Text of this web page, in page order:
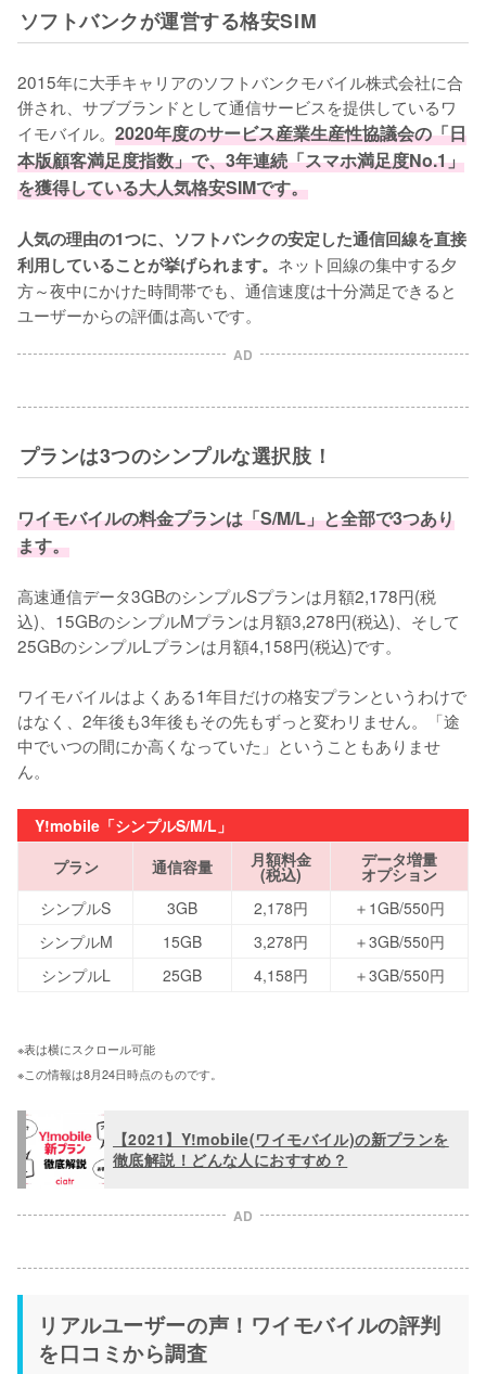
ソフトバンクが運営する格安SIM
2015年に大手キャリアのソフトバンクモバイル株式会社に合
併され、サブブランドとして通信サービスを提供しているワ
イモバイル。 2020年度のサービス産業生産性協議会の「日
本版顧客満足度指数」で、3年連続「スマホ満足度No.1」
を獲得している大人気格安SIMです。
人気の理由の1つに、ソフトバンクの安定した通信回線を直接
利用していることが挙げられます。 ネット回線の集中する夕
方～夜中にかけた時間帯でも、通信速度は十分満足できると
ユーザーからの評価は高いです。
AD
プランは3つのシンプルな選択肢！
ワイモバイルの料金プランは「S/M/L」と全部で3つあり
ます。
高速通信データ3GBのシンプルSプランは月額2,178円(税
込)、15GBのシンプルMプランは月額3,278円(税込)、そして
25GBのシンプルLプランは月額4,158円(税込)です。
ワイモバイルはよくある1年目だけの格安プランというわけで
はなく、2年後も3年後もその先もずっと変わリません。「途
中でいつの間にか高くなっていた」ということもありませ
ん。
Y!mobile「シンプルS/M/L」
プラン
通信容量 月額料金
(税込)
データ増量
オプション
シンプルS
3GB 2,178円
＋1GB/550円
シンプルM
15GB 3,278円
＋3GB/550円
シンプルL
25GB 4,158円 ＋3GB/550円
※表は横にスクロール可能
※この情報は8月24日時点のものです。
【2021】Y!mobile(ワイモバイル)の新プランを
徹底解説！どんな人におすすめ？
AD
リアルユーザーの声！ワイモバイルの評判
を口コミから調査